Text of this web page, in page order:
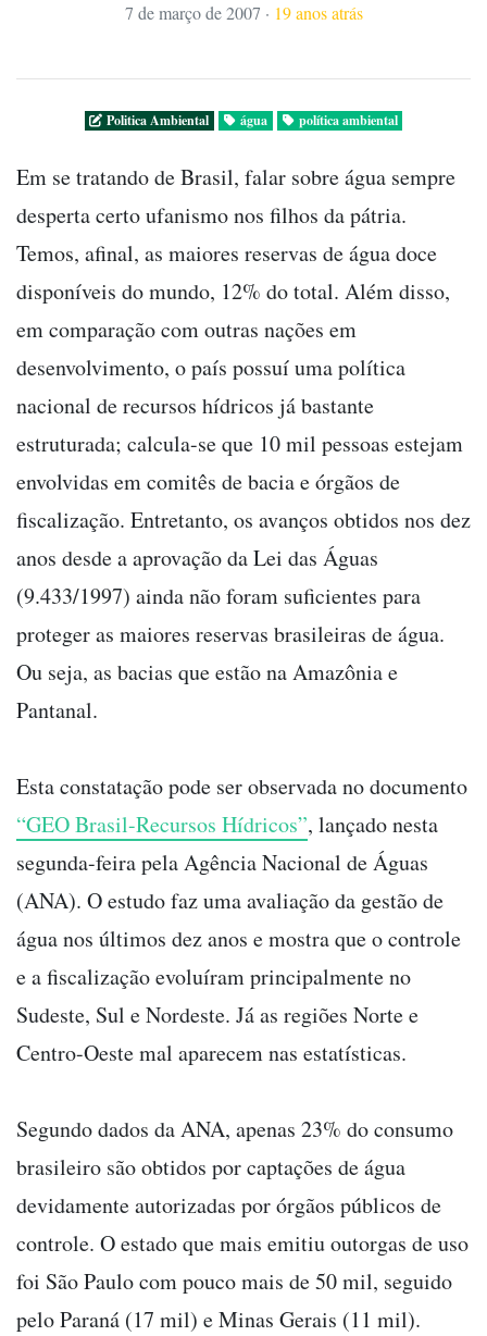
7 de março de 2007 · 19 anos atrás
Politica Ambiental água política ambiental
Em se tratando de Brasil, falar sobre água sempre
desperta certo ufanismo nos filhos da pátria.
Temos, afinal, as maiores reservas de água doce
disponíveis do mundo, 12% do total. Além disso,
em comparação com outras nações em
desenvolvimento, o país possuí uma política
nacional de recursos hídricos já bastante
estruturada; calcula-se que 10 mil pessoas estejam
envolvidas em comitês de bacia e órgãos de
fiscalização. Entretanto, os avanços obtidos nos dez
anos desde a aprovação da Lei das Águas
(9.433/1997) ainda não foram suficientes para
proteger as maiores reservas brasileiras de água.
Ou seja, as bacias que estão na Amazônia e
Pantanal.
Esta constatação pode ser observada no documento
“GEO Brasil-Recursos Hídricos”, lançado nesta
segunda-feira pela Agência Nacional de Águas
(ANA). O estudo faz uma avaliação da gestão de
água nos últimos dez anos e mostra que o controle
e a fiscalização evoluíram principalmente no
Sudeste, Sul e Nordeste. Já as regiões Norte e
Centro-Oeste mal aparecem nas estatísticas.
Segundo dados da ANA, apenas 23% do consumo
brasileiro são obtidos por captações de água
devidamente autorizadas por órgãos públicos de
controle. O estado que mais emitiu outorgas de uso
foi São Paulo com pouco mais de 50 mil, seguido
pelo Paraná (17 mil) e Minas Gerais (11 mil).